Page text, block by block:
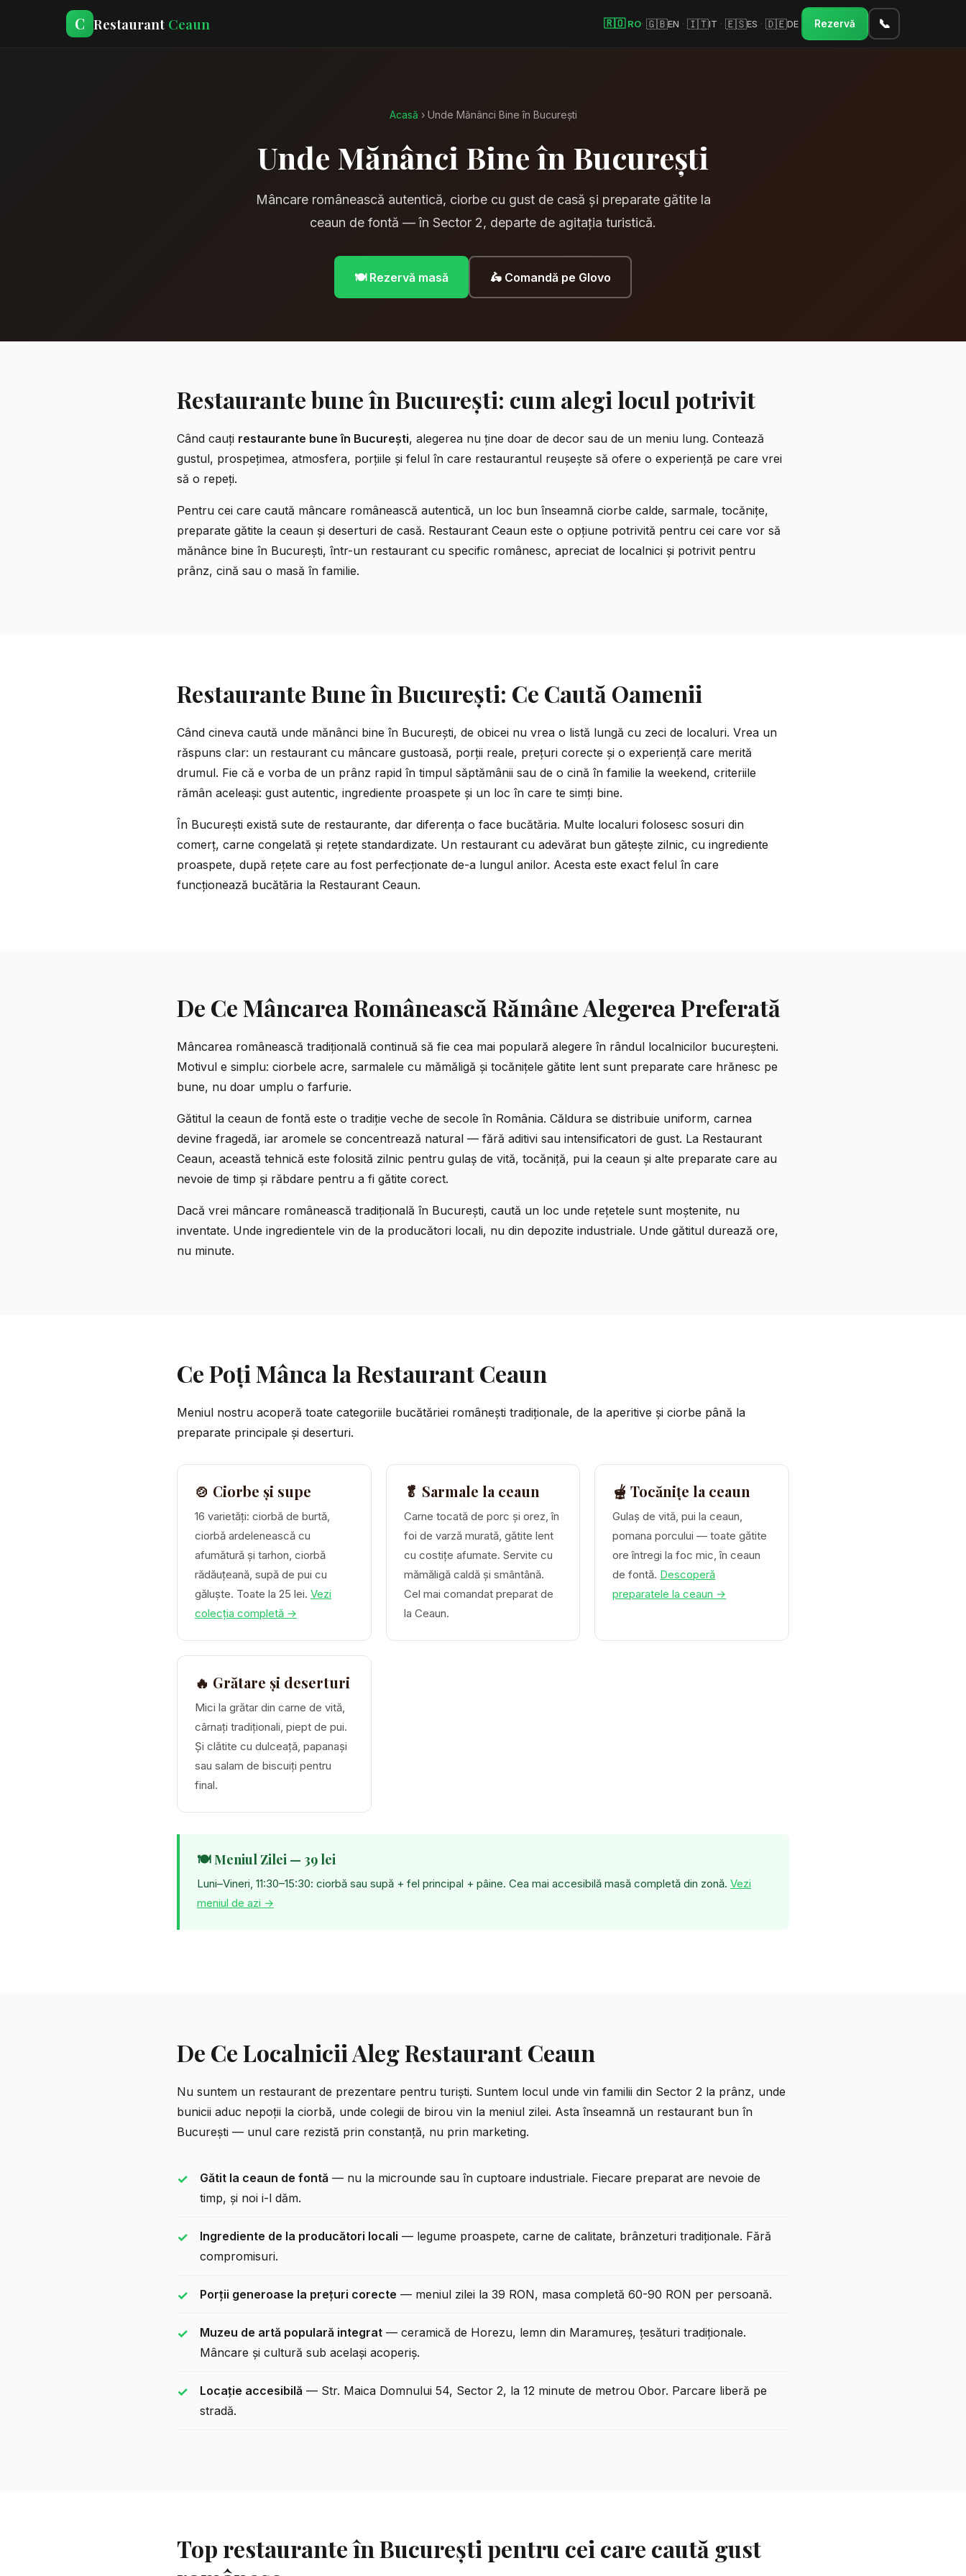
C Restaurant Ceaun 🇷🇴RO· 🇬🇧EN · 🇮🇹IT · 🇪🇸ES · 🇩🇪DE Rezervă 📞
Acasă › Unde Mănânci Bine în București
Unde Mănânci Bine în București
Mâncare românească autentică, ciorbe cu gust de casă și preparate gătite la
ceaun de fontă — în Sector 2, departe de agitația turistică.
🍽️ Rezervă masă 🛵 Comandă pe Glovo
Restaurante bune în București: cum alegi locul potrivit
Când cauți restaurante bune în București, alegerea nu ține doar de decor sau de un meniu lung. Contează
gustul, prospețimea, atmosfera, porțiile și felul în care restaurantul reușește să ofere o experiență pe care vrei
să o repeți.
Pentru cei care caută mâncare românească autentică, un loc bun înseamnă ciorbe calde, sarmale, tocănițe,
preparate gătite la ceaun și deserturi de casă. Restaurant Ceaun este o opțiune potrivită pentru cei care vor să
mănânce bine în București, într-un restaurant cu specific românesc, apreciat de localnici și potrivit pentru
prânz, cină sau o masă în familie.
Restaurante Bune în București: Ce Caută Oamenii
Când cineva caută unde mănânci bine în București, de obicei nu vrea o listă lungă cu zeci de localuri. Vrea un
răspuns clar: un restaurant cu mâncare gustoasă, porții reale, prețuri corecte și o experiență care merită
drumul. Fie că e vorba de un prânz rapid în timpul săptămânii sau de o cină în familie la weekend, criteriile
rămân aceleași: gust autentic, ingrediente proaspete și un loc în care te simți bine.
În București există sute de restaurante, dar diferența o face bucătăria. Multe localuri folosesc sosuri din
comerț, carne congelată și rețete standardizate. Un restaurant cu adevărat bun gătește zilnic, cu ingrediente
proaspete, după rețete care au fost perfecționate de-a lungul anilor. Acesta este exact felul în care
funcționează bucătăria la Restaurant Ceaun.
De Ce Mâncarea Românească Rămâne Alegerea Preferată
Mâncarea românească tradițională continuă să fie cea mai populară alegere în rândul localnicilor bucureșteni.
Motivul e simplu: ciorbele acre, sarmalele cu mămăligă și tocănițele gătite lent sunt preparate care hrănesc pe
bune, nu doar umplu o farfurie.
Gătitul la ceaun de fontă este o tradiție veche de secole în România. Căldura se distribuie uniform, carnea
devine fragedă, iar aromele se concentrează natural — fără aditivi sau intensificatori de gust. La Restaurant
Ceaun, această tehnică este folosită zilnic pentru gulaș de vită, tocăniță, pui la ceaun și alte preparate care au
nevoie de timp și răbdare pentru a fi gătite corect.
Dacă vrei mâncare românească tradițională în București, caută un loc unde rețetele sunt moștenite, nu
inventate. Unde ingredientele vin de la producători locali, nu din depozite industriale. Unde gătitul durează ore,
nu minute.
Ce Poți Mânca la Restaurant Ceaun
Meniul nostru acoperă toate categoriile bucătăriei românești tradiționale, de la aperitive și ciorbe până la
preparate principale și deserturi.
🍲 Ciorbe și supe
16 varietăți: ciorbă de burtă,
ciorbă ardelenească cu
afumătură și tarhon, ciorbă
rădăuțeană, supă de pui cu
găluște. Toate la 25 lei. Vezi
colecția completă →
🥬 Sarmale la ceaun
Carne tocată de porc și orez, în
foi de varză murată, gătite lent
cu costițe afumate. Servite cu
mămăligă caldă și smântână.
Cel mai comandat preparat de
la Ceaun.
🫕 Tocănițe la ceaun
Gulaș de vită, pui la ceaun,
pomana porcului — toate gătite
ore întregi la foc mic, în ceaun
de fontă. Descoperă
preparatele la ceaun →
🔥 Grătare și deserturi
Mici la grătar din carne de vită,
cârnați tradiționali, piept de pui.
Și clătite cu dulceață, papanași
sau salam de biscuiți pentru
final.
🍽️ Meniul Zilei — 39 lei
Luni–Vineri, 11:30–15:30: ciorbă sau supă + fel principal + pâine. Cea mai accesibilă masă completă din zonă. Vezi
meniul de azi →
De Ce Localnicii Aleg Restaurant Ceaun
Nu suntem un restaurant de prezentare pentru turiști. Suntem locul unde vin familii din Sector 2 la prânz, unde
bunicii aduc nepoții la ciorbă, unde colegii de birou vin la meniul zilei. Asta înseamnă un restaurant bun în
București — unul care rezistă prin constanță, nu prin marketing.
Gătit la ceaun de fontă — nu la microunde sau în cuptoare industriale. Fiecare preparat are nevoie de
timp, și noi i-l dăm.
Ingrediente de la producători locali — legume proaspete, carne de calitate, brânzeturi tradiționale. Fără
compromisuri.
Porții generoase la prețuri corecte — meniul zilei la 39 RON, masa completă 60-90 RON per persoană.
Muzeu de artă populară integrat — ceramică de Horezu, lemn din Maramureș, țesături tradiționale.
Mâncare și cultură sub același acoperiș.
Locație accesibilă — Str. Maica Domnului 54, Sector 2, la 12 minute de metrou Obor. Parcare liberă pe
stradă.
Top restaurante în București pentru cei care caută gust